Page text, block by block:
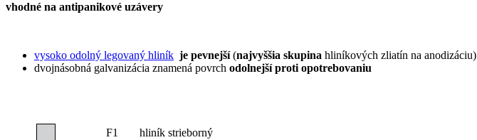
vhodné na antipanikové uzávery
vysoko odolný legovaný hliník je pevnejší(najvyššia skupina hliníkových zliatín na anodizáciu)
dvojnásobná galvanizácia znamená povrch odolnejší proti opotrebovaniu
F1 hliník strieborný